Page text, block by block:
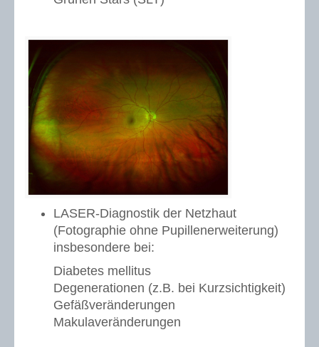
LASER-Diagnostik der Netzhaut
(Fotographie ohne Pupillenerweiterung)
insbesondere bei:
Diabetes mellitus
Degenerationen (z.B. bei Kurzsichtigkeit)
Gefäßveränderungen
Makulaveränderungen